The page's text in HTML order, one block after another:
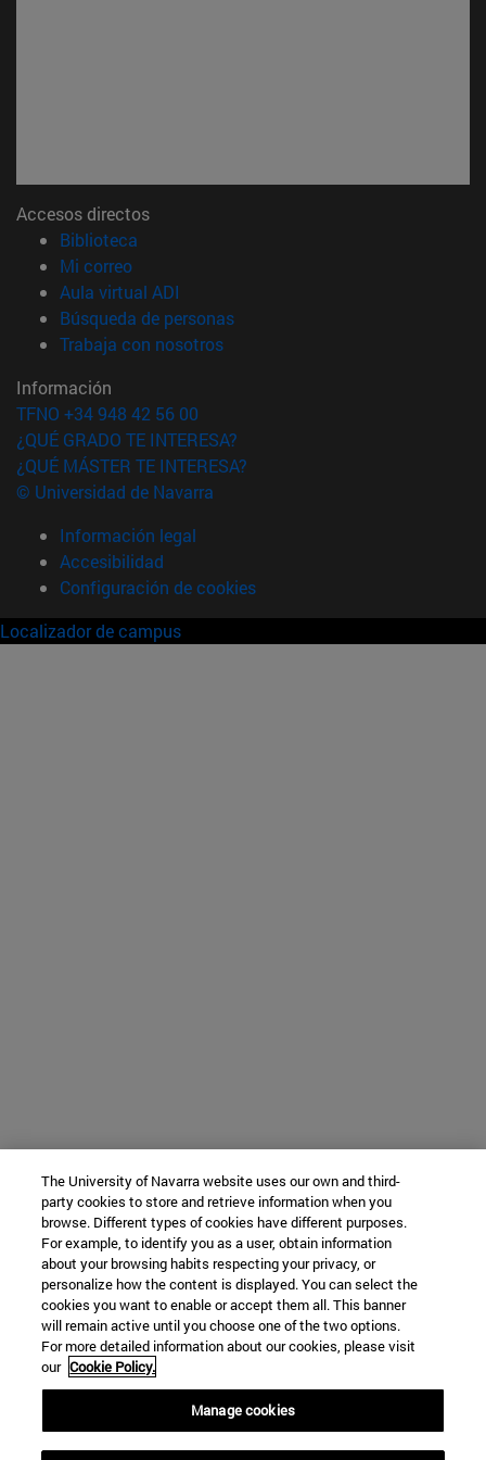
Accesos directos
Biblioteca
Mi correo(abre en nueva ventana)
Aula virtual ADI
Búsqueda de personas(abre en nueva ventana)
Trabaja con nosotros(abre en nueva ventana)
Información
TFNO +34 948 42 56 00
¿QUÉ GRADO TE INTERESA?
¿QUÉ MÁSTER TE INTERESA?
© Universidad de Navarra
Información legal
Accesibilidad
Configuración de cookies
Localizador de campus
The University of Navarra website uses our own and third-
party cookies to store and retrieve information when you
browse. Different types of cookies have different purposes.
For example, to identify you as a user, obtain information
about your browsing habits respecting your privacy, or
personalize how the content is displayed. You can select the
cookies you want to enable or accept them all. This banner
will remain active until you choose one of the two options.
For more detailed information about our cookies, please visit
our Cookie Policy.
Manage cookies